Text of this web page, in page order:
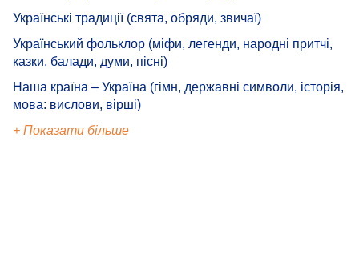
Українські традиції (свята, обряди, звичаї)
Український фольклор (міфи, легенди, народні притчі,
казки, балади, думи, пісні)
Наша країна – Україна (гімн, державні символи, історія,
мова: вислови, вірші)
+ Показати більше